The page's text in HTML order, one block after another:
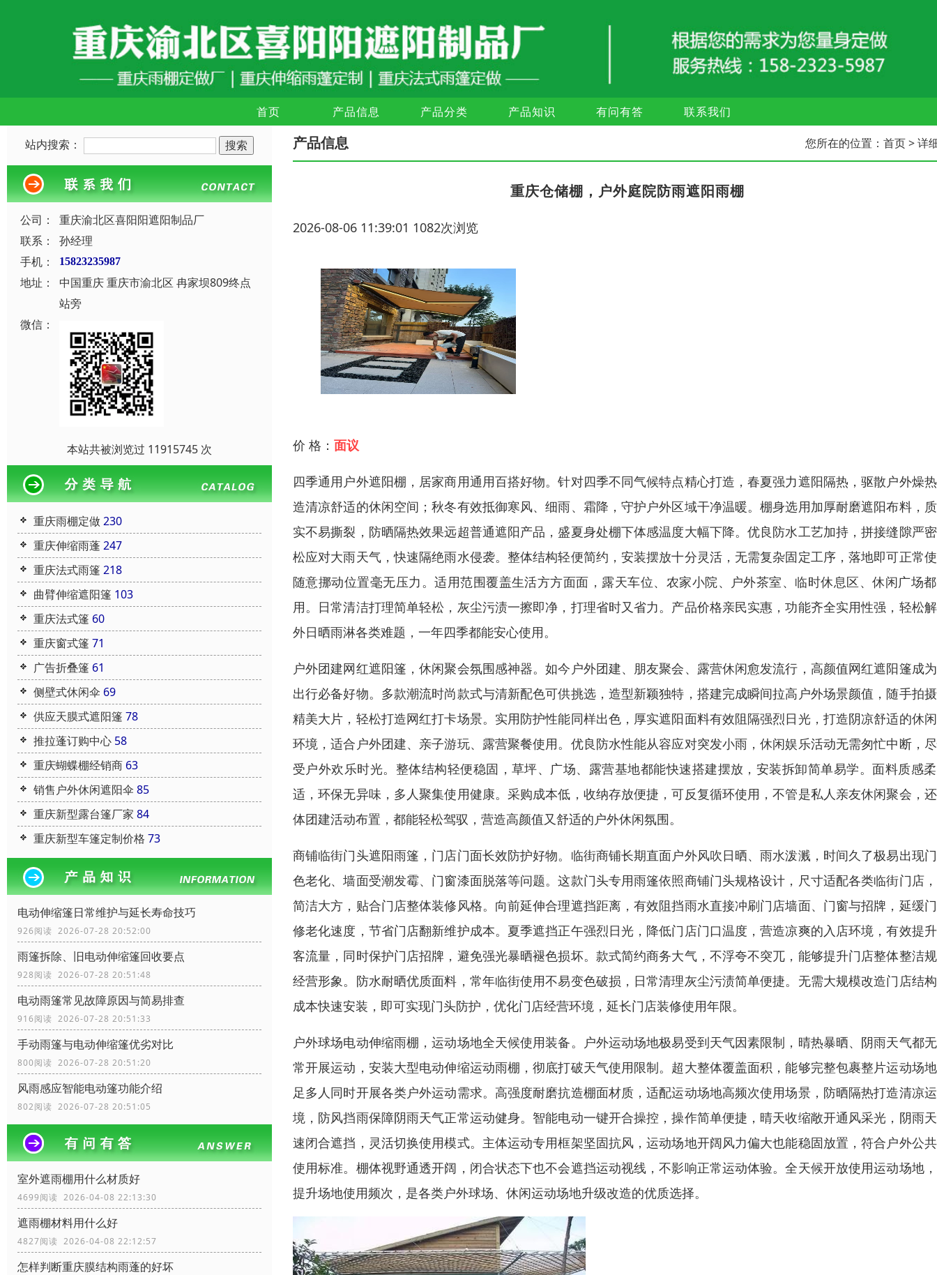
首页 产品信息 产品分类 产品知识 有问有答 联系我们
站内搜索：
公司：
重庆渝北区喜阳阳遮阳制品厂
联系：
孙经理
手机：
15823235987
地址：
中国重庆 重庆市渝北区 冉家坝809终点
站旁
微信：
本站共被浏览过 11915745 次
重庆雨棚定做230
重庆伸缩雨蓬247
重庆法式雨篷 218
曲臂伸缩遮阳篷 103
重庆法式篷 60
重庆窗式篷 71
广告折叠篷 61
侧壁式休闲伞 69
供应天膜式遮阳篷 78
推拉蓬订购中心 58
重庆蝴蝶棚经销商 63
销售户外休闲遮阳伞 85
重庆新型露台篷厂家 84
重庆新型车篷定制价格 73
电动伸缩篷日常维护与延长寿命技巧
926阅读 2026-07-28 20:52:00
雨篷拆除、旧电动伸缩篷回收要点
928阅读 2026-07-28 20:51:48
电动雨篷常见故障原因与简易排查
916阅读 2026-07-28 20:51:33
手动雨篷与电动伸缩篷优劣对比
800阅读 2026-07-28 20:51:20
风雨感应智能电动篷功能介绍
802阅读 2026-07-28 20:51:05
室外遮雨棚用什么材质好
4699阅读 2026-04-08 22:13:30
遮雨棚材料用什么好
4827阅读 2026-04-08 22:12:57
怎样判断重庆膜结构雨蓬的好坏
产品信息 您所在的位置： 首页> 详
重庆仓储棚，户外庭院防雨遮阳雨棚
2026-08-06 11:39:01 1082次浏览
价 格： 面议
四季通用户外遮阳棚，居家商用通用百搭好物。针对四季不同气候特点精心打造，春夏强力遮阳隔热，驱散户外燥
造清凉舒适的休闲空间；秋冬有效抵御寒风、细雨、霜降，守护户外区域干净温暖。棚身选用加厚耐磨遮阳布料，
实不易撕裂，防晒隔热效果远超普通遮阳产品，盛夏身处棚下体感温度大幅下降。优良防水工艺加持，拼接缝隙严
松应对大雨天气，快速隔绝雨水侵袭。整体结构轻便简约，安装摆放十分灵活，无需复杂固定工序，落地即可正常
随意挪动位置毫无压力。适用范围覆盖生活方方面面，露天车位、农家小院、户外茶室、临时休息区、休闲广场
用。日常清洁打理简单轻松，灰尘污渍一擦即净，打理省时又省力。产品价格亲民实惠，功能齐全实用性强，轻松
外日晒雨淋各类难题，一年四季都能安心使用。
户外团建网红遮阳篷，休闲聚会氛围感神器。如今户外团建、朋友聚会、露营休闲愈发流行，高颜值网红遮阳篷成
出行必备好物。多款潮流时尚款式与清新配色可供挑选，造型新颖独特，搭建完成瞬间拉高户外场景颜值，随手拍
精美大片，轻松打造网红打卡场景。实用防护性能同样出色，厚实遮阳面料有效阻隔强烈日光，打造阴凉舒适的休
环境，适合户外团建、亲子游玩、露营聚餐使用。优良防水性能从容应对突发小雨，休闲娱乐活动无需匆忙中断，
受户外欢乐时光。整体结构轻便稳固，草坪、广场、露营基地都能快速搭建摆放，安装拆卸简单易学。面料质感
适，环保无异味，多人聚集使用健康。采购成本低，收纳存放便捷，可反复循环使用，不管是私人亲友休闲聚会，
体团建活动布置，都能轻松驾驭，营造高颜值又舒适的户外休闲氛围。
商铺临街门头遮阳雨篷，门店门面长效防护好物。临街商铺长期直面户外风吹日晒、雨水泼溅，时间久了极易出现
色老化、墙面受潮发霉、门窗漆面脱落等问题。这款门头专用雨篷依照商铺门头规格设计，尺寸适配各类临街门店
简洁大方，贴合门店整体装修风格。向前延伸合理遮挡距离，有效阻挡雨水直接冲刷门店墙面、门窗与招牌，延缓
修老化速度，节省门店翻新维护成本。夏季遮挡正午强烈日光，降低门店门口温度，营造凉爽的入店环境，有效提
客流量，同时保护门店招牌，避免强光暴晒褪色损坏。款式简约商务大气，不浮夸不突兀，能够提升门店整体整洁
经营形象。防水耐晒优质面料，常年临街使用不易变色破损，日常清理灰尘污渍简单便捷。无需大规模改造门店结
成本快速安装，即可实现门头防护，优化门店经营环境，延长门店装修使用年限。
户外球场电动伸缩雨棚，运动场地全天候使用装备。户外运动场地极易受到天气因素限制，晴热暴晒、阴雨天气都
常开展运动，安装大型电动伸缩运动雨棚，彻底打破天气使用限制。超大整体覆盖面积，能够完整包裹整片运动场
足多人同时开展各类户外运动需求。高强度耐磨抗造棚面材质，适配运动场地高频次使用场景，防晒隔热打造清凉
境，防风挡雨保障阴雨天气正常运动健身。智能电动一键开合操控，操作简单便捷，晴天收缩敞开通风采光，阴雨
速闭合遮挡，灵活切换使用模式。主体运动专用框架坚固抗风，运动场地开阔风力偏大也能稳固放置，符合户外公
使用标准。棚体视野通透开阔，闭合状态下也不会遮挡运动视线，不影响正常运动体验。全天候开放使用运动场地
提升场地使用频次，是各类户外球场、休闲运动场地升级改造的优质选择。